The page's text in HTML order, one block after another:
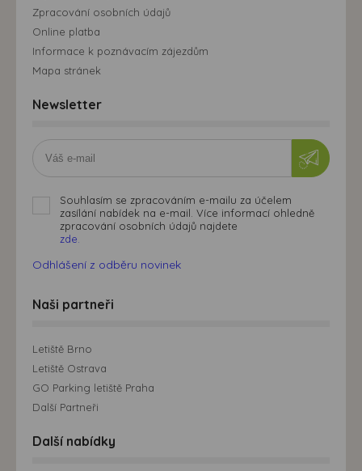
Zpracování osobních údajů
Online platba
Informace k poznávacím zájezdům
Mapa stránek
Newsletter
Souhlasím se zpracováním e-mailu za účelem
zasílání nabídek na e-mail. Více informací ohledně
zpracování osobních údajů najdete
zde.
Odhlášení z odběru novinek
Naši partneři
Letiště Brno
Letiště Ostrava
GO Parking letiště Praha
Další Partneři
Další nabídky